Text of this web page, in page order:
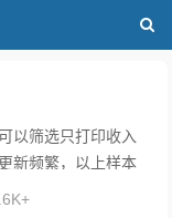
以筛选只打印收入
新频繁，以上样本